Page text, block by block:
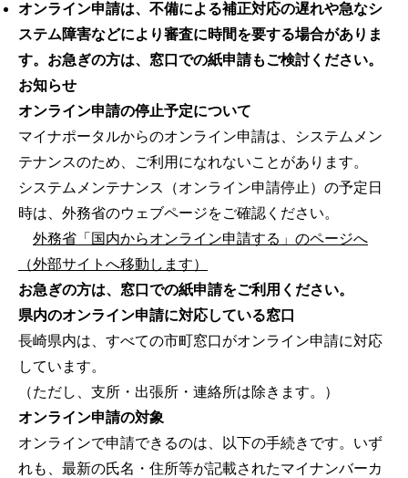
オンライン申請は、不備による補正対応の遅れや急なシ
ステム障害などにより審査に時間を要する場合がありま
す。お急ぎの方は、窓口での紙申請もご検討ください。
お知らせ
オンライン申請の停止予定について
マイナポータルからのオンライン申請は、システムメン
テナンスのため、ご利用になれないことがあります。
システムメンテナンス（オンライン申請停止）の予定日
時は、外務省のウェブページをご確認ください。
外務省「国内からオンライン申請する」のページへ
（外部サイトへ移動します）
お急ぎの方は、窓口での紙申請をご利用ください。
県内のオンライン申請に対応している窓口
長崎県内は、すべての市町窓口がオンライン申請に対応
しています。
（ただし、支所・出張所・連絡所は除きます。）
オンライン申請の対象
オンラインで申請できるのは、以下の手続きです。いず
れも、最新の氏名・住所等が記載されたマイナンバーカ